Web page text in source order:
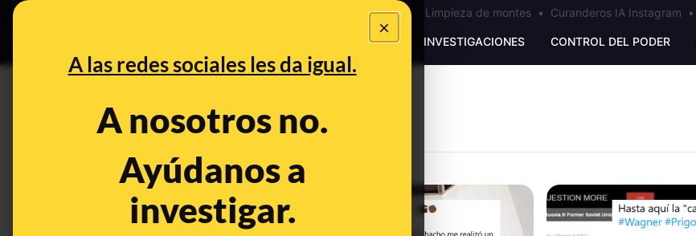
×
A las redes sociales les da igual.
A nosotros no.
Ayúdanos a
investigar.
Bulos Ceuta • Limpieza de montes • Curanderos IA Instagram •
PREBUNKING INVESTIGACIONES CONTROL DEL PODER